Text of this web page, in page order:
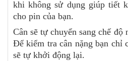
khi không sử dụng giúp tiết
cho pin của bạn.
Cân sẽ tự chuyển sang chế
Để kiểm tra cân nặng bạn chỉ
sẽ tự khởi động lại.